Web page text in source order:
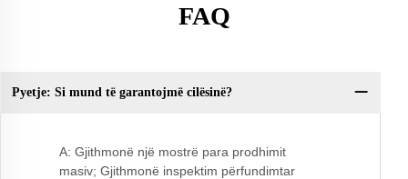
FAQ
Pyetje: Si mund të garantojmë cilësinë?
A: Gjithmonë një mostrë para prodhimit
masiv; Gjithmonë inspektim përfundimtar